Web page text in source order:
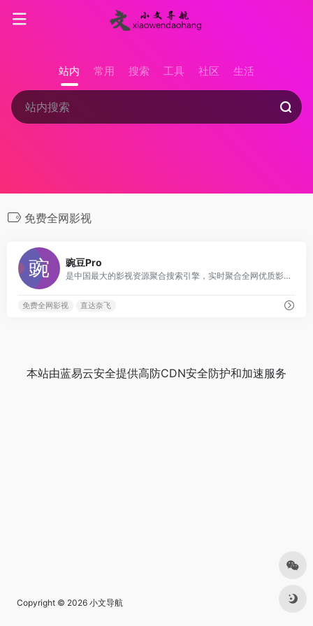
站内 常用 搜索 工具 社区 生活
免费全网影视
豌豆Pro
是中国最大的影视资源聚合搜索引擎，实时聚合全网优质影视资源，同时支持在线、下载和字幕。电影、电视剧、动漫、综艺、记录片应有尽有。
免费全网影视 直达奈飞
本站由蓝易云安全提供高防CDN安全防护和加速服务
Copyright © 2026 小文导航